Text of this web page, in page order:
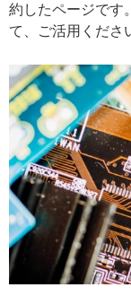
約したページです
て、ご活用くださ